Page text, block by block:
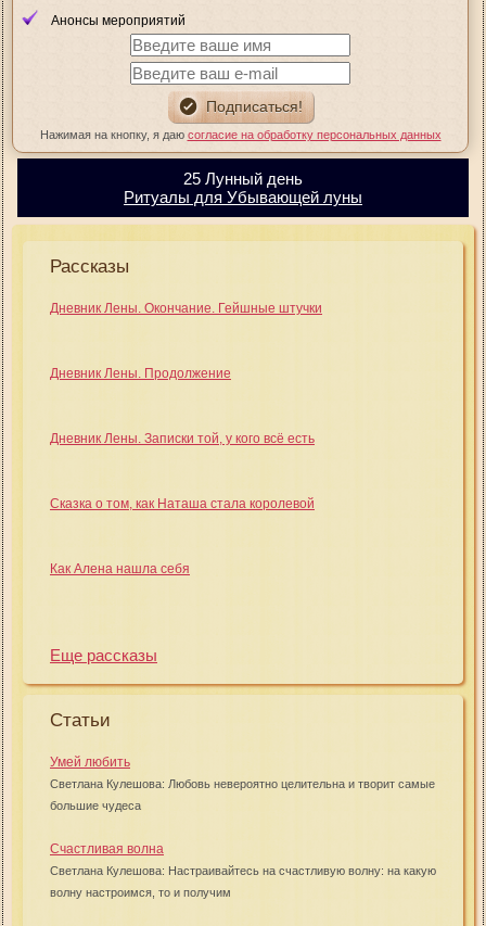
Анонсы мероприятий
Нажимая на кнопку, я даю согласие на обработку персональных данных
25 Лунный день
Ритуалы для Убывающей луны
Рассказы
Дневник Лены. Окончание. Гейшные штучки
Дневник Лены. Продолжение
Дневник Лены. Записки той, у кого всё есть
Сказка о том, как Наташа стала королевой
Как Алена нашла себя
Еще рассказы
Статьи
Умей любить
Светлана Кулешова: Любовь невероятно целительна и творит самые
большие чудеса
Счастливая волна
Светлана Кулешова: Настраивайтесь на счастливую волну: на какую
волну настроимся, то и получим